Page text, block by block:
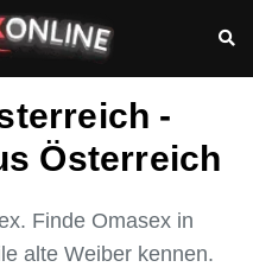
-
Österreich
Finde Omasex in
alte Weiber kennen.